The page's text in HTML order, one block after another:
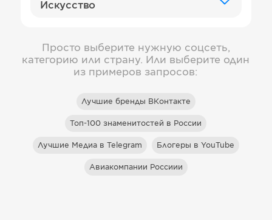
Искусство
Просто выберите нужную соцсеть,
категорию или страну. Или выберите один
из примеров запросов:
Лучшие бренды ВКонтакте
Топ-100 знаменитостей в России
Лучшие Медиа в Telegram Блогеры в YouTube
Авиакомпании Россиии